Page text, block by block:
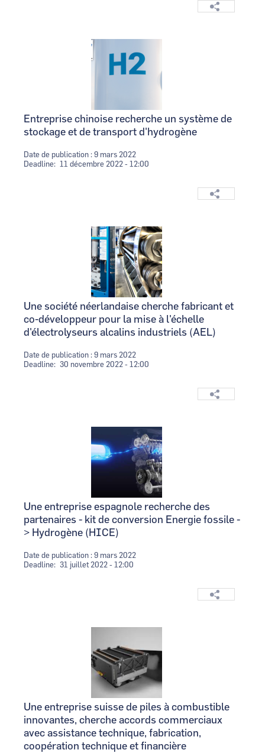
Entreprise chinoise recherche un système de
stockage et de transport d'hydrogène
Date de publication : 9 mars 2022
Deadline
11 décembre 2022 - 12:00
Une société néerlandaise cherche fabricant et
co-développeur pour la mise à l'échelle
d'électrolyseurs alcalins industriels (AEL)
Date de publication : 9 mars 2022
Deadline
30 novembre 2022 - 12:00
Une entreprise espagnole recherche des
partenaires - kit de conversion Energie fossile -
> Hydrogène (HICE)
Date de publication : 9 mars 2022
Deadline
31 juillet 2022 - 12:00
Une entreprise suisse de piles à combustible
innovantes, cherche accords commerciaux
avec assistance technique, fabrication,
coopération technique et financière